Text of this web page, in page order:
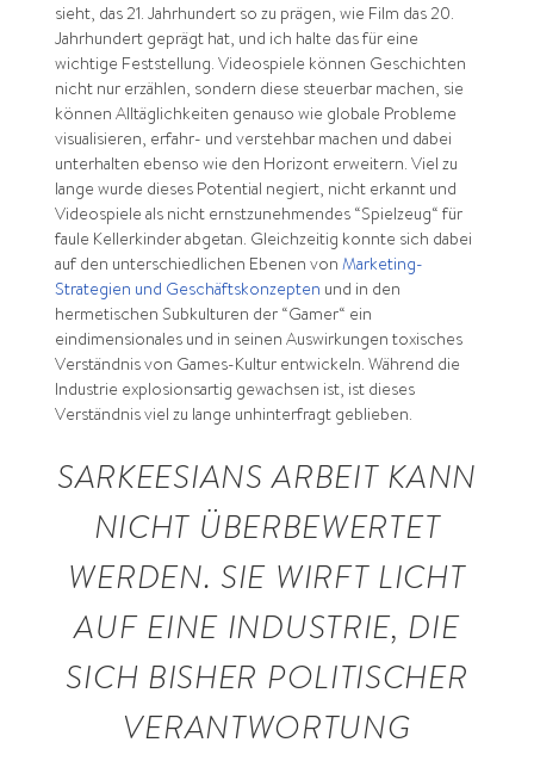
sieht, das 21. Jahrhundert so zu prägen, wie Film das 20.
Jahrhundert geprägt hat, und ich halte das für eine
wichtige Feststellung. Videospiele können Geschichten
nicht nur erzählen, sondern diese steuerbar machen, sie
können Alltäglichkeiten genauso wie globale Probleme
visualisieren, erfahr- und verstehbar machen und dabei
unterhalten ebenso wie den Horizont erweitern. Viel zu
lange wurde dieses Potential negiert, nicht erkannt und
Videospiele als nicht ernstzunehmendes “Spielzeug“ für
faule Kellerkinder abgetan. Gleichzeitig konnte sich dabei
auf den unterschiedlichen Ebenen von Marketing-
Strategien und Geschäftskonzepten und in den
hermetischen Subkulturen der “Gamer“ ein
eindimensionales und in seinen Auswirkungen toxisches
Verständnis von Games-Kultur entwickeln. Während die
Industrie explosionsartig gewachsen ist, ist dieses
Verständnis viel zu lange unhinterfragt geblieben.
SARKEESIANS ARBEIT KANN
NICHT ÜBERBEWERTET
WERDEN. SIE WIRFT LICHT
AUF EINE INDUSTRIE, DIE
SICH BISHER POLITISCHER
VERANTWORTUNG